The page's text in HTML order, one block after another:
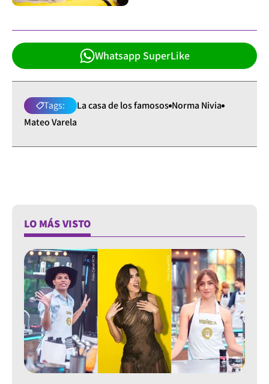
Whatsapp SuperLike
Tags: La casa de los famosos Norma Nivia
Mateo Varela
LO MÁS VISTO